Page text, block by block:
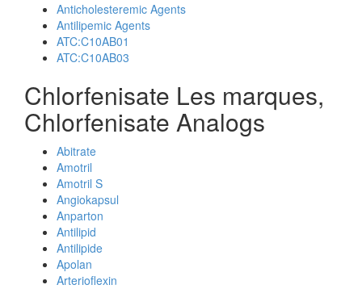
Anticholesteremic Agents
Antilipemic Agents
ATC:C10AB01
ATC:C10AB03
Chlorfenisate Les marques,
Chlorfenisate Analogs
Abitrate
Amotril
Amotril S
Angiokapsul
Anparton
Antilipid
Antilipide
Apolan
Arterioflexin